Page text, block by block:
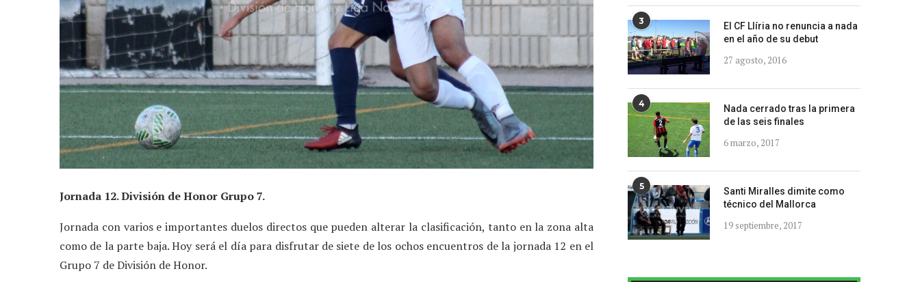
Jornada 12. División de Honor Grupo 7.
Jornada con varios e importantes duelos directos que pueden alterar la clasificación, tanto en la zona alta
como de la parte baja. Hoy será el día para disfrutar de siete de los ochos encuentros de la jornada 12 en el
Grupo 7 de División de Honor.
3
El CF Llíria no renuncia a nada
en el año de su debut
27 agosto, 2016
4
Nada cerrado tras la primera
de las seis finales
6 marzo, 2017
5
Santi Miralles dimite como
técnico del Mallorca
19 septiembre, 2017